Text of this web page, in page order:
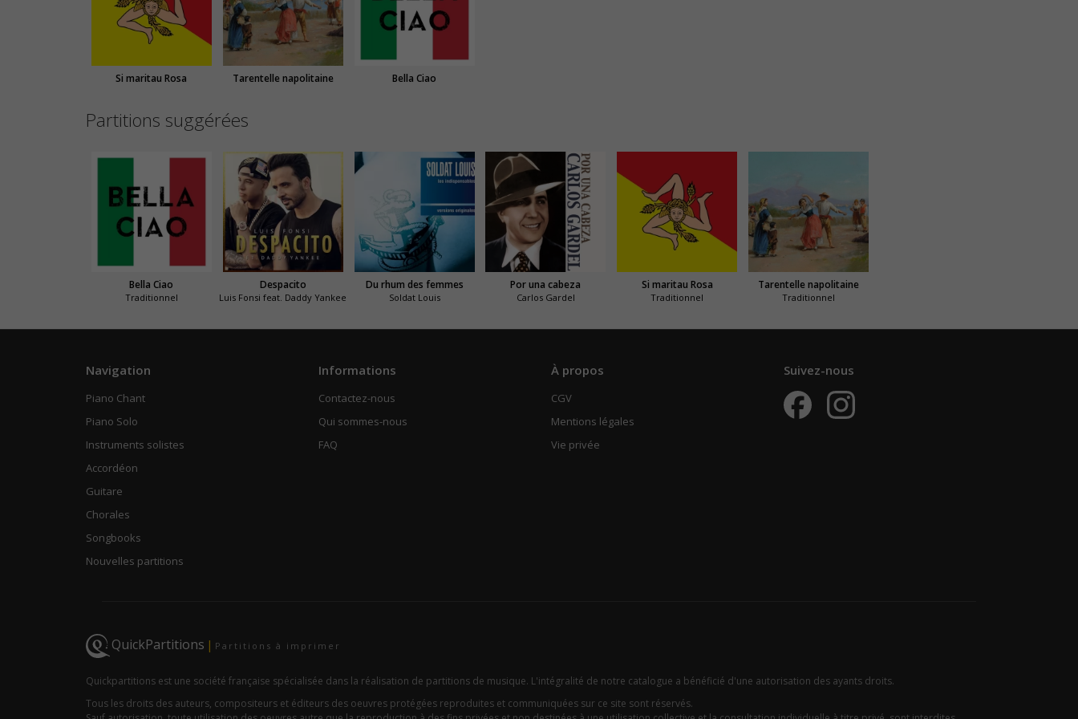
Si maritau Rosa Tarentelle napolitaine Bella Ciao
Partitions suggérées
Bella Ciao
Traditionnel
Despacito
Luis Fonsi feat. Daddy Yankee
Du rhum des femmes
Soldat Louis
Por una cabeza
Carlos Gardel
Si maritau Rosa
Traditionnel
Tarentelle napolitaine
Traditionnel
Navigation
Piano Chant
Piano Solo
Instruments solistes
Accordéon
Guitare
Chorales
Songbooks
Nouvelles partitions
Informations
Contactez-nous
Qui sommes-nous
FAQ
À propos
CGV
Mentions légales
Vie privée
Suivez-nous
QuickPartitions | Partitions à imprimer
Quickpartitions est une société française spécialisée dans la réalisation de partitions de musique. L'intégralité de notre catalogue a bénéficié d'une autorisation des ayants droits.
Tous les droits des auteurs, compositeurs et éditeurs des oeuvres protégées reproduites et communiquées sur ce site sont réservés.